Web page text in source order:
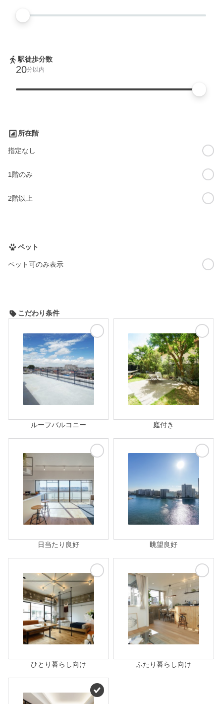
駅徒歩分数
20分以内
所在階
指定なし
1階のみ
2階以上
ペット
ペット可のみ表示
こだわり条件
ルーフバルコニー 庭付き
日当たり良好 眺望良好
ひとり暮らし向け ふたり暮らし向け